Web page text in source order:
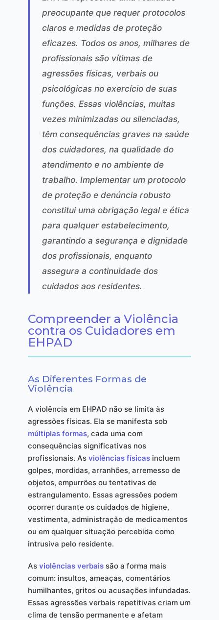
preocupante que requer protocolos
claros e medidas de proteção
eficazes. Todos os anos, milhares de
profissionais são vítimas de
agressões físicas, verbais ou
psicológicas no exercício de suas
funções. Essas violências, muitas
vezes minimizadas ou silenciadas,
têm consequências graves na saúde
dos cuidadores, na qualidade do
atendimento e no ambiente de
trabalho. Implementar um protocolo
de proteção e denúncia robusto
constitui uma obrigação legal e ética
para qualquer estabelecimento,
garantindo a segurança e dignidade
dos profissionais, enquanto
assegura a continuidade dos
cuidados aos residentes.
Compreender a Violência
contra os Cuidadores em
EHPAD
As Diferentes Formas de
Violência
A violência em EHPAD não se limita às
agressões físicas. Ela se manifesta sob
múltiplas formas, cada uma com
consequências significativas nos
profissionais. As violências físicasincluem
golpes, mordidas, arranhões, arremesso de
objetos, empurrões ou tentativas de
estrangulamento. Essas agressões podem
ocorrer durante os cuidados de higiene,
vestimenta, administração de medicamentos
ou em qualquer situação percebida como
intrusiva pelo residente.
As violências verbaissão a forma mais
comum: insultos, ameaças, comentários
humilhantes, gritos ou acusações infundadas.
Essas agressões verbais repetitivas criam um
clima de tensão permanente e afetam